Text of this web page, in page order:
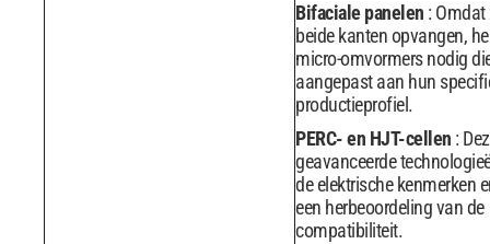
Bifaciale panelen :
beide kanten opvangen,
micro-omvormers nodig
aangepast aan hun
productieprofiel.
PERC- en HJT-cellen :
geavanceerde
de elektrische kenmerken
een herbeoordeling van de
compatibiliteit.